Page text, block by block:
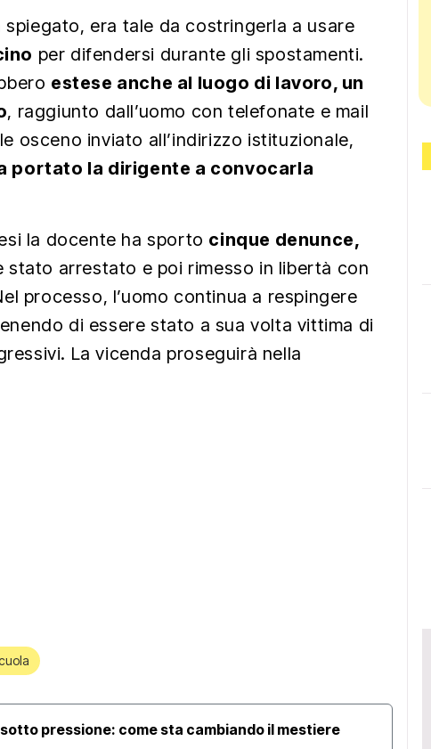
spiegato, era tale da costringerla a usare
per difendersi durante gli spostamenti.
estese anche al luogo di lavoro, un
, raggiunto dall’uomo con telefonate e mail
osceno inviato all’indirizzo istituzionale,
portato la dirigente a convocarla
la docente ha sporto cinque denunce,
stato arrestato e poi rimesso in libertà con
processo, l’uomo continua a respingere
di essere stato a sua volta vittima di
La vicenda proseguirà nella
pressione: come sta cambiando il mestiere